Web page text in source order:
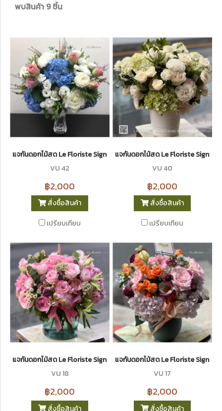
พบสินค้า 9 ชิ้น
แจกันดอกไม้สด Le Floriste Signature Vases No. 42 (พรีเมียม)
VU 42
฿2,000
สั่งซื้อสินค้า
เปรียบเทียบ
แจกันดอกไม้สด Le Floriste
VU 40
฿2,000
สั่งซื้อสินค้า
เปรียบเทียบ
แจกันดอกไม้สด Le Floriste Signature Vases No. 18 (พรีเมียม)
VU 18
฿2,000
สั่งซื้อสินค้า
แจกันดอกไม้สด Le Floriste
VU 17
฿2,000
สั่งซื้อสินค้า